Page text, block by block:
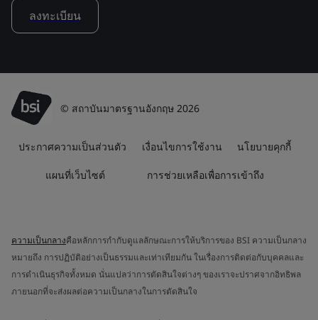
ลงทะเบียน
© สถาบันมาตรฐานอังกฤษ 2026
ประกาศความเป็นส่วนตัว เงื่อนไขการใช้งาน นโยบายคุกกี้
แผนที่เว็บไซต์ การช่วยเหลือเพื่อการเข้าถึง
ความเป็นกลางคือหลักการกำกับดูแลลักษณะการให้บริการของ BSI ความเป็นกลาง
หมายถึง การปฏิบัติอย่างเป็นธรรมและเท่าเทียมกัน ในเรื่องการติดต่อกับบุคคลและ
การดำเนินธุรกิจทั้งหมด นั่นแปลว่าการตัดสินใจต่างๆ ของเราจะปราศจากอิทธิพล
ภายนอกที่จะส่งผลต่อความเป็นกลางในการตัดสินใจ